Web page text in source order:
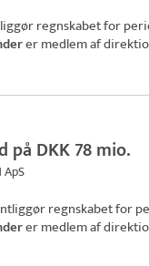
regnskabet for
er medlem af
på DKK 78 mio.
regnskabet for
er medlem af